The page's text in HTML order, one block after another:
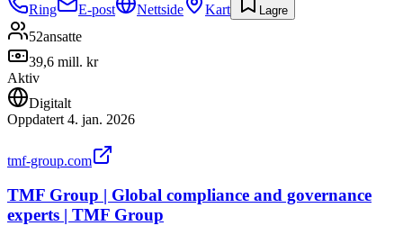
Ring
E-post Nettside Kart Lagre
52ansatte
39,6 mill. kr
Aktiv
Digitalt
Oppdatert 4. jan. 2026
tmf-group.com
TMF Group | Global compliance and governance
experts | TMF Group